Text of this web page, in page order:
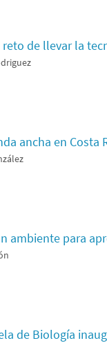
de llevar la
ancha en Costa
ambiente para
de Biología